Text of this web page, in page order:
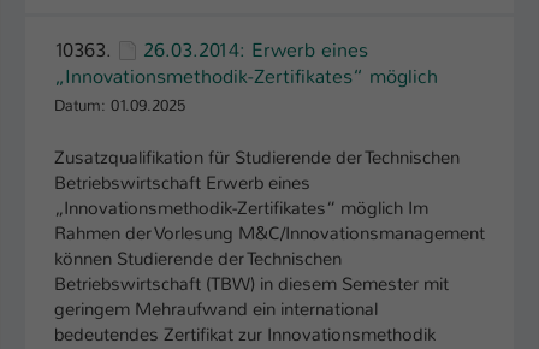
10363.
26.03.2014: Erwerb eines
„Innovationsmethodik-Zertifikates“ möglich
Datum: 01.09.2025
Zusatzqualifikation für Studierende der Technischen
Betriebswirtschaft Erwerb eines
„Innovationsmethodik-Zertifikates“ möglich Im
Rahmen der Vorlesung M&C/Innovationsmanagement
können Studierende der Technischen
Betriebswirtschaft (TBW) in diesem Semester mit
geringem Mehraufwand ein international
bedeutendes Zertifikat zur Innovationsmethodik
Zweck
kann der eingeloggte Benutzer
wiedererkannt werden und es wird ihm
Zugang zu geschützten Bereichen
Name be_typo_user
Anbieter TYPO3
Laufzeit 1 Tag